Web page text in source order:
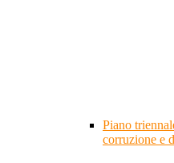
Piano
corruzione e